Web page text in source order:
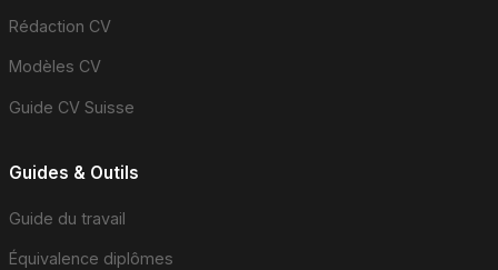
Rédaction CV
Modèles CV
Guide CV Suisse
Guides & Outils
Guide du travail
Équivalence diplômes